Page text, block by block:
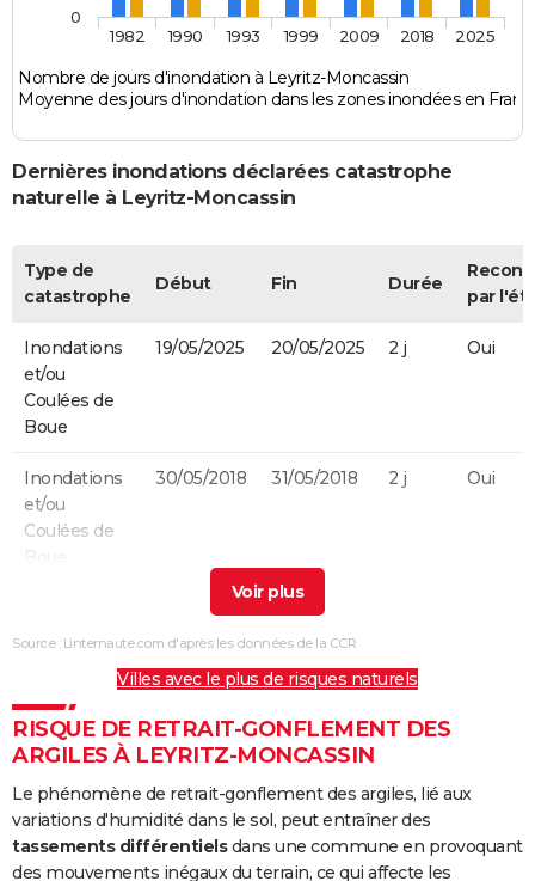
Nombre de jours d'inondation à Leyritz-Moncassin
Moyenne des jours d'inondation dans les zones inondées en
1982 1990 1993 1999 2009 2018 2025
0
Dernières inondations déclarées catastrophe
naturelle à Leyritz-Moncassin
Type de
catastrophe
Début Fin Durée
par
Inondations
et/ou
Coulées de
Boue
19/05/2025 20/05/2025 2 j Oui
Inondations
et/ou
Coulées de
Boue
30/05/2018 31/05/2018 2 j Oui
et/ou
24/01/2009 27/01/2009
Inondations
et/ou
Coulées de
Boue
25/12/1999 29/12/1999 5 j
Inondations 14/08/1993 14/08/1993 1 j
Source : Linternaute.com d'après les données de la CCR
Villes avec le plus de risques naturels
RISQUE DE RETRAIT-GONFLEMENT DES
ARGILES À LEYRITZ-MONCASSIN
Le phénomène de retrait-gonflement des argiles, lié aux
variations d'humidité dans le sol, peut entraîner des
tassements différentielsdans une commune en provoquant
des mouvements inégaux du terrain, ce qui affecte les